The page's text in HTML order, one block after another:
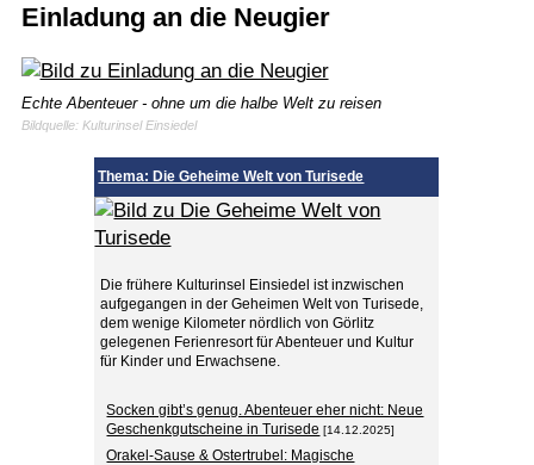
Einladung an die Neugier
Echte Abenteuer - ohne um die halbe Welt zu reisen
Bildquelle: Kulturinsel Einsiedel
Thema: Die Geheime Welt von Turisede
Die frühere Kulturinsel Einsiedel ist inzwischen
aufgegangen in der Geheimen Welt von Turisede,
dem wenige Kilometer nördlich von Görlitz
gelegenen Ferienresort für Abenteuer und Kultur
für Kinder und Erwachsene.
Socken gibt’s genug. Abenteuer eher nicht: Neue
Geschenkgutscheine in Turisede [14.12.2025]
Orakel-Sause & Ostertrubel: Magische